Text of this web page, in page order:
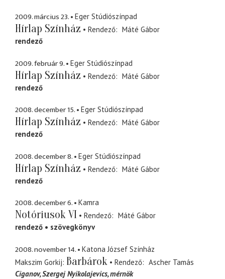
2009. március 23. Eger Stúdiószínpad
Hírlap Színház Rendező
Máté Gábor
rendező
2009. február 9. Eger Stúdiószínpad
Hírlap Színház Rendező
Máté Gábor
rendező
2008. december 15. Eger Stúdiószínpad
Hírlap Színház Rendező
Máté Gábor
rendező
2008. december 8. Eger Stúdiószínpad
Hírlap Színház Rendező
Máté Gábor
rendező
2008. december 6. Kamra
Notóriusok VI Rendező
Máté Gábor
rendező
szövegkönyv
2008. november 14.
Katona József Színház
Makszim Gorkij Barbárok Rendező
Ascher Tamás
Ciganov, Szergej Nyikolajevics mérnök